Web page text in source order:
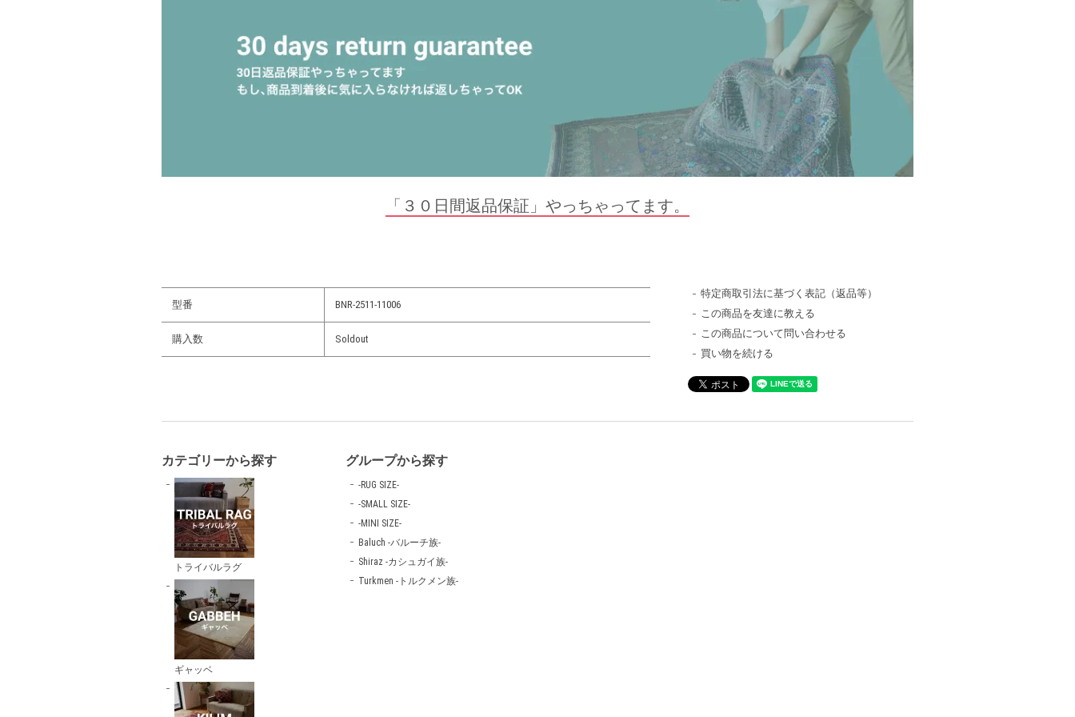
「３０日間返品保証」やっちゃってます。
型番 BNR-2511-11006
購入数 Soldout
特定商取引法に基づく表記（返品等）
この商品を友達に教える
この商品について問い合わせる
買い物を続ける
カテゴリーから探す
トライバルラグ
ギャッベ
グループから探す
-RUG SIZE-
-SMALL SIZE-
-MINI SIZE-
Baluch -バルーチ族-
Shiraz -カシュガイ族-
Turkmen -トルクメン族-